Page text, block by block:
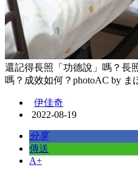
還記得長照「功德說」嗎？長
嗎？成效如何？photoAC by ま
伊佳奇
2022-08-19
分享
傳送
A+